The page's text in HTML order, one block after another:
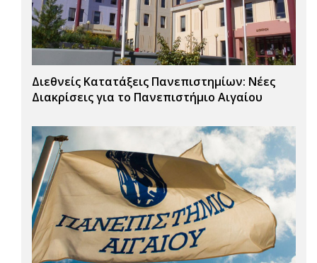
Διεθνείς Κατατάξεις Πανεπιστημίων: Νέες
Διακρίσεις για το Πανεπιστήμιο Αιγαίου